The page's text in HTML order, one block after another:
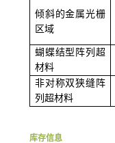
倾斜的金属光栅
区域
蝴蝶结型阵列超
材料
非对称双狭缝阵
列超材料
库存信息